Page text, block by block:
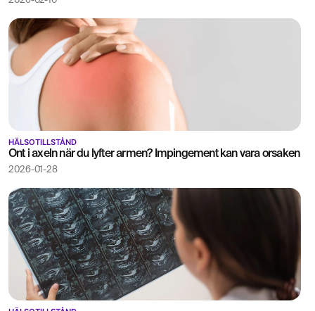
HÄLSOTILLSTÅND
Ont i axeln när du lyfter armen? Impingement kan vara orsaken
2026-01-28